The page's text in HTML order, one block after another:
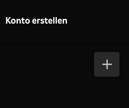
Konto erstellen